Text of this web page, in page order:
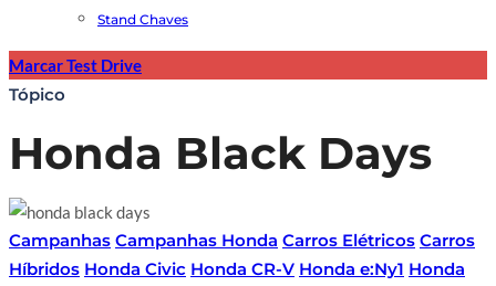
Stand Chaves
Marcar Test Drive
Tópico
Honda Black Days
Campanhas Campanhas Honda Carros Elétricos Carros
Híbridos Honda Civic Honda CR-V Honda e:Ny1 Honda